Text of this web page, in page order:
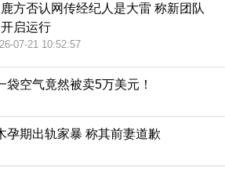
方否认网传经纪人是大雷 称新团队
启运行
07-21 10:52:57
空气竟然被卖5万美元！
孕期出轨家暴 称其前妻道歉